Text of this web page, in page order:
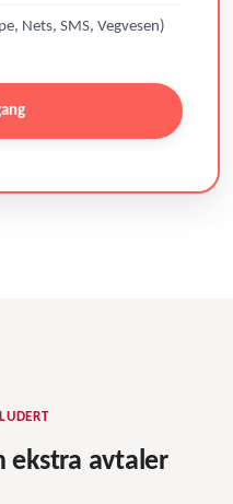
Nets, SMS, Vegvesen)
ekstra avtaler